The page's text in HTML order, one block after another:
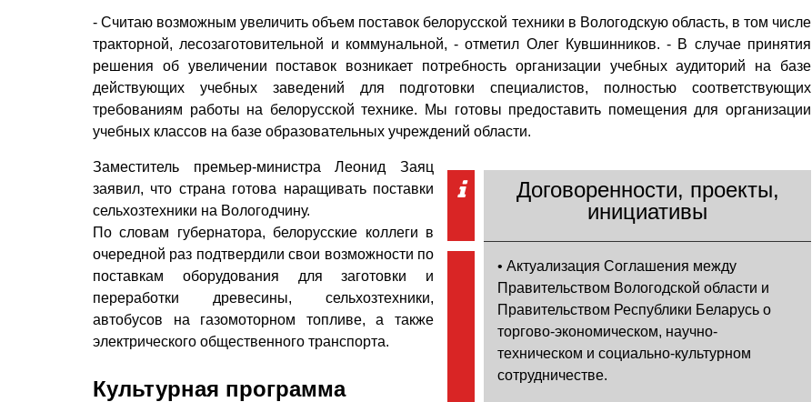
- Считаю возможным увеличить объем поставок белорусской техники в Вологодскую область, в том числе
тракторной, лесозаготовительной и коммунальной, - отметил Олег Кувшинников. - В случае принятия
решения об увеличении поставок возникает потребность организации учебных аудиторий на базе
действующих учебных заведений для подготовки специалистов, полностью соответствующих
требованиям работы на белорусской технике. Мы готовы предоставить помещения для организации
учебных классов на базе образовательных учреждений области.
Договоренности, проекты,
инициативы
• Актуализация Соглашения между
Правительством Вологодской области и
Правительством Республики Беларусь о
торгово-экономическом, научно-
техническом и социально-культурном
сотрудничестве.
Заместитель премьер-мини­стра Леонид Заяц
заявил, что страна готова наращивать поставки
сельхозтехники на Вологодчину.
По словам губернатора, белорусские коллеги в
очередной раз подтвердили свои возможности по
поставкам оборудования для заготовки и
переработки древесины, сельхозтехники,
автобусов на газомоторном топливе, а также
электрического общественного транспорта.
Культурная программа